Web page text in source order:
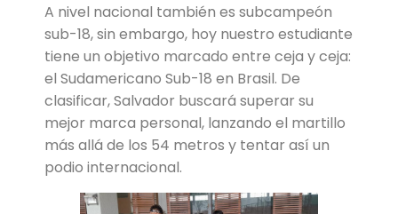
A nivel nacional también es subcampeón
sub-18, sin embargo, hoy nuestro estudiante
tiene un objetivo marcado entre ceja y ceja:
el Sudamericano Sub-18 en Brasil. De
clasificar, Salvador buscará superar su
mejor marca personal, lanzando el martillo
más allá de los 54 metros y tentar así un
podio internacional.